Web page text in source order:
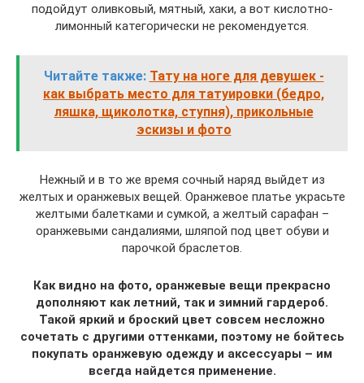
подойдут оливковый, мятный, хаки, а вот кислотно-
лимонный категорически не рекомендуется.
Читайте также: Тату на ноге для девушек -
как выбрать место для татуировки (бедро,
ляшка, щиколотка, ступня), прикольные
эскизы и фото
Нежный и в то же время сочный наряд выйдет из
желтых и оранжевых вещей. Оранжевое платье украсьте
желтыми балетками и сумкой, а желтый сарафан –
оранжевыми сандалиями, шляпой под цвет обуви и
парочкой браслетов.
Как видно на фото, оранжевые вещи прекрасно
дополняют как летний, так и зимний гардероб.
Такой яркий и броский цвет совсем несложно
сочетать с другими оттенками, поэтому не бойтесь
покупать оранжевую одежду и аксессуары – им
всегда найдется применение.